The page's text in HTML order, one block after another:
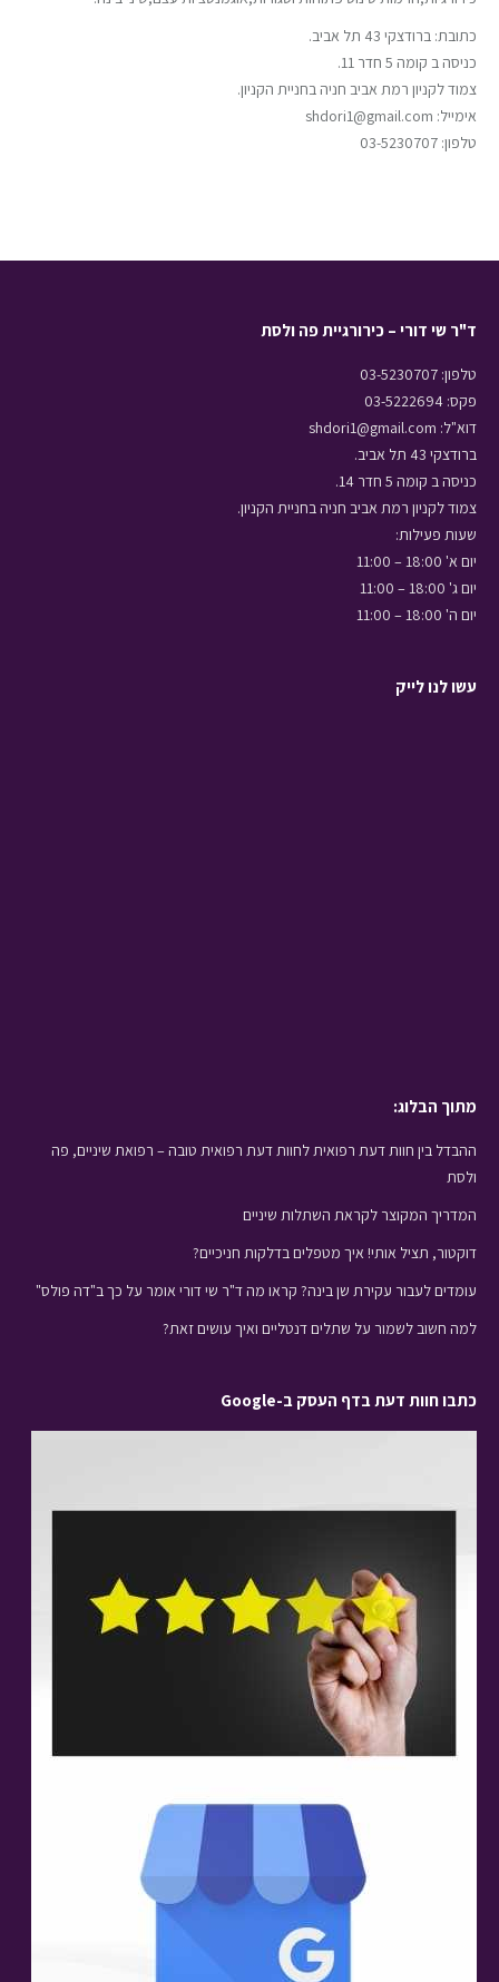
כתובת: ברודצקי 43 תל אביב.
כניסה ב קומה 5 חדר 11.
צמוד לקניון רמת אביב חניה בחניית הקניון.
אימייל: shdori1@gmail.com
טלפון: 03-5230707
ד"ר שי דורי – כירורגיית פה ולסת
טלפון: 03-5230707
פקס: 03-5222694
דוא"ל: shdori1@gmail.com
ברודצקי 43 תל אביב.
כניסה ב קומה 5 חדר 14.
צמוד לקניון רמת אביב חניה בחניית הקניון.
שעות פעילות:
יום א' 18:00 – 11:00
יום ג' 18:00 – 11:00
יום ה' 18:00 – 11:00
עשו לנו לייק
מתוך הבלוג:
ההבדל בין חוות דעת רפואית לחוות דעת רפואית טובה – רפואת שיניים, פה
ולסת
המדריך המקוצר לקראת השתלות שיניים
דוקטור, תציל אותי! איך מטפלים בדלקות חניכיים?
עומדים לעבור עקירת שן בינה? קראו מה ד"ר שי דורי אומר על כך ב"דה פולס"
למה חשוב לשמור על שתלים דנטליים ואיך עושים זאת?
כתבו חוות דעת בדף העסק ב-Google